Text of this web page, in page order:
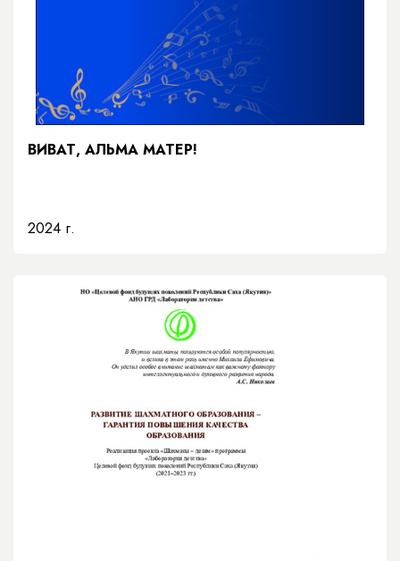
ВИВАТ, АЛЬМА МАТЕР!
2024 г.